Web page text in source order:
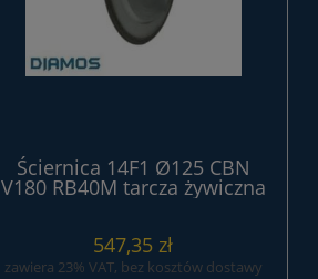
Ściernica 14F1 Ø125 CBN
V180 RB40M tarcza żywiczna
serii EXTREME
547,35 zł
zawiera 23% VAT, bez kosztów dostawy